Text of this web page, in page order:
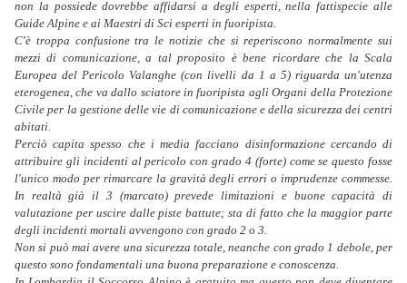
non la possiede dovrebbe affidarsi a degli esperti, nella fattispecie alle
Guide Alpine e ai Maestri di Sci esperti in fuoripista.
C'è troppa confusione tra le notizie che si reperiscono normalmente sui
mezzi di comunicazione, a tal proposito è bene ricordare che la Scala
Europea del Pericolo Valanghe (con livelli da 1 a 5) riguarda un'utenza
eterogenea, che va dallo sciatore in fuoripista agli Organi della Protezione
Civile per la gestione delle vie di comunicazione e della sicurezza dei centri
abitati.
Perciò capita spesso che i media facciano disinformazione cercando di
attribuire gli incidenti al pericolo con grado 4 (forte) come se questo fosse
l'unico modo per rimarcare la gravità degli errori o imprudenze commesse.
In realtà già il 3 (marcato) prevede limitazioni e buone capacità di
valutazione per uscire dalle piste battute; sta di fatto che la maggior parte
degli incidenti mortali avvengono con grado 2 o 3.
Non si può mai avere una sicurezza totale, neanche con grado 1 debole, per
questo sono fondamentali una buona preparazione e conoscenza.